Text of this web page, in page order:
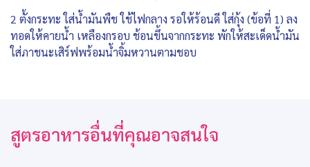
2 ตั้งกระทะ ใส่น้ำมันพืช ใช้ไฟกลาง รอให้ร้อนดี ใส่กุ้ง (ข้อที่ 1) ลง
ทอดให้คายน้ำ เหลืองกรอบ ช้อนขึ้นจากกระทะ พักให้สะเด็ดน้ำมัน
ใส่ภาชนะเสิร์ฟพร้อมน้ำจิ้มหวานตามชอบ
สูตรอาหารอื่นที่คุณอาจสนใจ